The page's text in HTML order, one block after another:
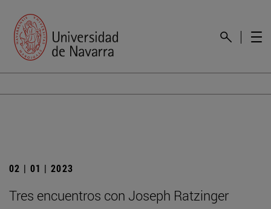
02 | 01 | 2023
Tres encuentros con Joseph Ratzinger